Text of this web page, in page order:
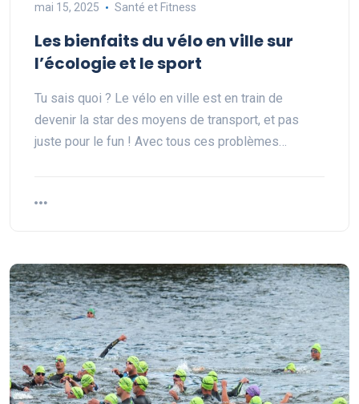
mai 15, 2025 Santé et Fitness
Les bienfaits du vélo en ville sur
l’écologie et le sport
Tu sais quoi ? Le vélo en ville est en train de
devenir la star des moyens de transport, et pas
juste pour le fun ! Avec tous ces problèmes…